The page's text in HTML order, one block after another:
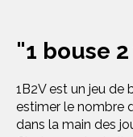
"1 bouse
1B2V est un jeu de
estimer le nombre
dans la main des